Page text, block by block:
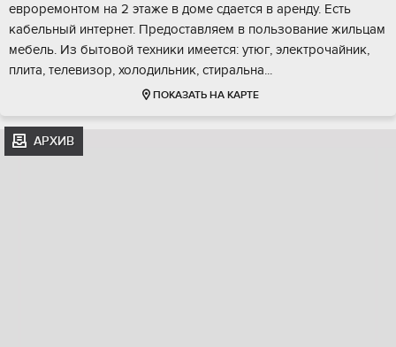
евроремонтом на 2 этаже в доме сдается в аренду. Есть
кабельный интернет. Предоставляем в пользование жильцам
мебель. Из бытовой техники имеется: утюг, электрочайник,
плита, телевизор, холодильник, стиральна...
ПОКАЗАТЬ НА КАРТЕ
АРХИВ